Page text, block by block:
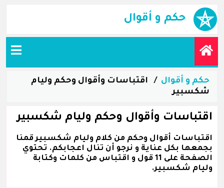
حكم و أقوال
حكم و أقوال
اقتباسات وأقوال وحكم وليام
شكسبير
اقتباسات وأقوال وحكم وليام شكسبير
اقتباسات أقوال وحكم من كلام وليام شكسبير قمنا
بجمعها بكل عناية و نرجو أن تنال اعجابكم. تحتوي
الصفحة على 11 قول و اقتباس من كلمات وكتابة
وليام شكسبير.